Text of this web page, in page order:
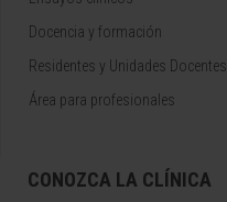
Docencia y formación
Residentes y Unidades Docentes
Área para profesionales
CONOZCA LA CLÍNICA